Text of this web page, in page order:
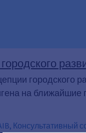
городского
на ближайшие
Консультативный